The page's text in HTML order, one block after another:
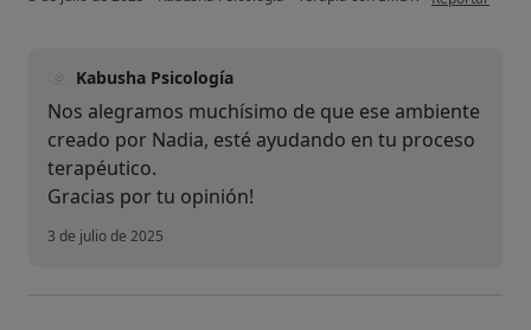
Kabusha Psicología
Nos alegramos muchísimo de que ese ambiente
creado por Nadia, esté ayudando en tu proceso
terapéutico.
Gracias por tu opinión!
3 de julio de 2025